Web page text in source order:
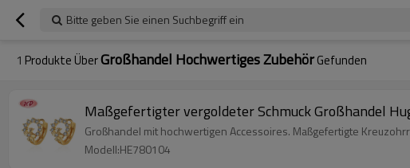
Bitte geben Sie einen Suchbegriff ein
1 Produkte ÜberGroßhandel Hochwertiges ZubehörGefunden
Maßgefertigter vergoldeter Schmuck Großhandel
Großhandel mit hochwertigen Accessoires. Maßgefertigte
Modell:HE780104